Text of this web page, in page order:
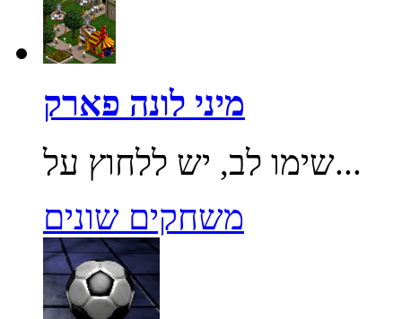
מיני לונה פארק
שימו לב, יש ללחוץ על...
משחקים שונים